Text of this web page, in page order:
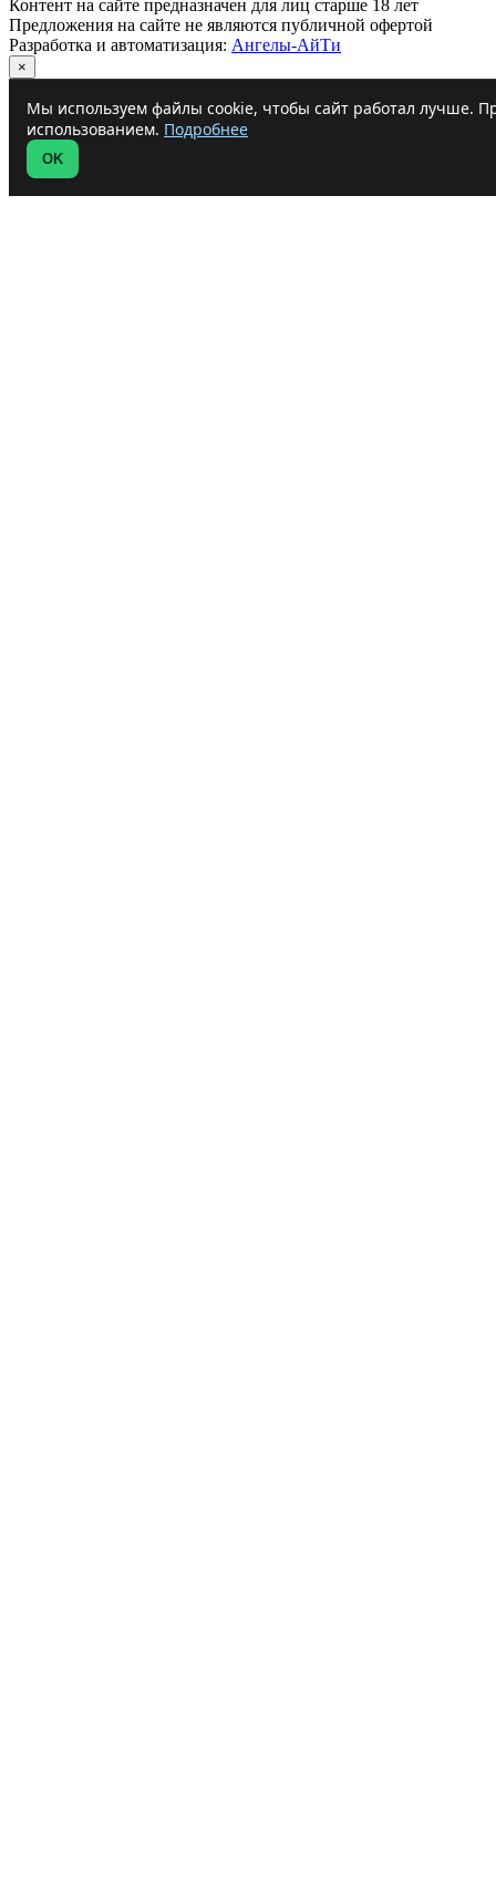
Контент на сайте предназначен для лиц старше 18 лет
Предложения на сайте не являются публичной офертой
Разработка и автоматизация: Ангелы-АйТи
×
Мы используем файлы cookie, чтобы сайт работал лучше.
использованием. Подробнее
OK